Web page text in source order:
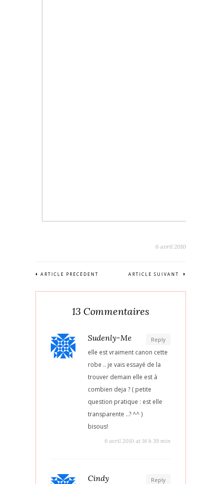
6 avril 2010
ARTICLE PRÉCÉDENT ARTICLE SUIVANT
13 Commentaires
Reply
Sudenly-Me
elle est vraiment canon cette
robe .. je vais essayé de la
trouver demain elle est à
combien deja ? ( petite
question pratique : est elle
transparente ..? ^^ )
bisous!
6 avril 2010 at 16 h 39 min
Reply
Cindy